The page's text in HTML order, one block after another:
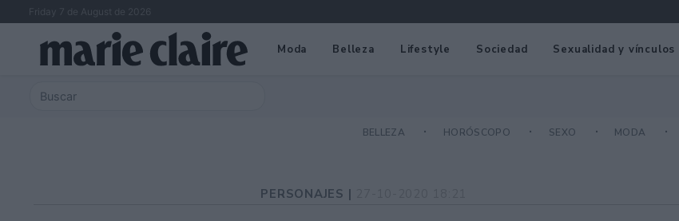
Friday 7 de August de 2026
Moda Belleza Lifestyle Sociedad Sexualidad y vínculos
BELLEZA HORÓSCOPO SEXO MODA
PERSONAJES |